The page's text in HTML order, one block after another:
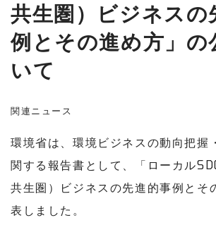
共生圏）ビジネスの
例とその進め方」の
いて
関連ニュース
環境省は、環境ビジネスの動向把握
関する報告書として、「ローカル
共生圏）ビジネスの先進的事例とそ
表しました。